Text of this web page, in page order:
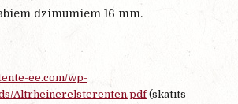
dzimumiem 16 mm.
ee.com/wp-
Altrheinerelsterenten.pdf(skatīts